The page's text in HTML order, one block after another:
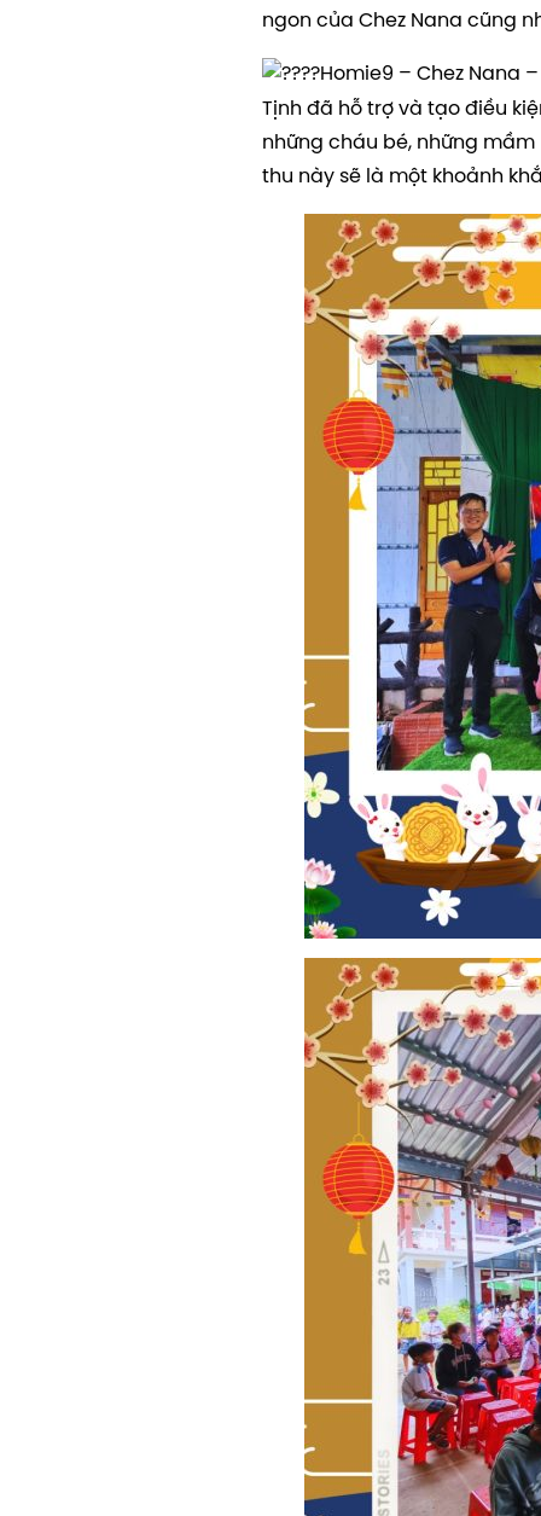
ngon của Chez Nana cũng
Homie9 – Chez Nana
Tịnh đã hỗ trợ và tạo điều
những cháu bé, những
thu này sẽ là một khoảnh